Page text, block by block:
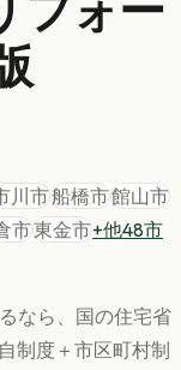
フォー
川市船橋市館山市
市東金市+他48市
なら、国の住宅省
制度＋市区町村制